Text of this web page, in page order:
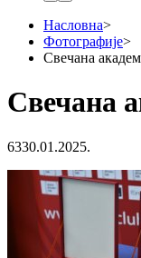
Насловна>
Фотографије>
Свечана
Свечана
6330.01.2025.